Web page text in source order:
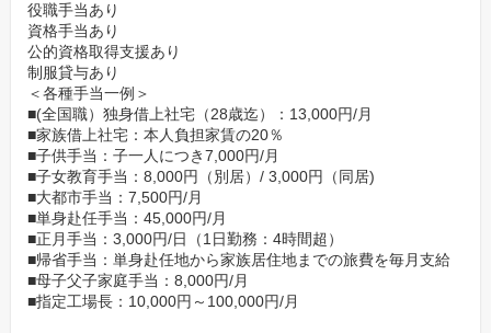
役職手当あり
資格手当あり
公的資格取得支援あり
制服貸与あり
＜各種手当一例＞
■(全国職）独身借上社宅（28歳迄）：13,000円/月
■家族借上社宅：本人負担家賃の20％
■子供手当：子一人につき7,000円/月
■子女教育手当：8,000円（別居）/ 3,000円（同居)
■大都市手当：7,500円/月
■単身赴任手当：45,000円/月
■正月手当：3,000円/日（1日勤務：4時間超）
■帰省手当：単身赴任地から家族居住地までの旅費を毎月支給
■母子父子家庭手当：8,000円/月
■指定工場長：10,000円～100,000円/月